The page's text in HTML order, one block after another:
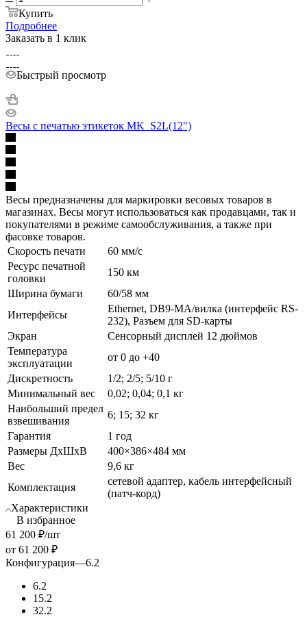
Купить
Подробнее
Заказать в 1 клик
Быстрый просмотр
Весы с печатью этикеток MK_S2L(12")
Весы предназначены для маркировки весовых товаров в
магазинах. Весы могут использоваться как продавцами, так и
покупателями в режиме самообслуживания, а также при
фасовке товаров.
Скорость печати
60 мм/с
Ресурс печатной
головки
150 км
Ширина бумаги
60/58 мм
Интерфейсы
Ethernet, DB9-MА/вилка (интерфейс RS-
232), Разъем для SD-карты
Экран
Сенсорный дисплей 12 дюймов
Температура
эксплуатации
от 0 до +40
Дискретность
1/2; 2/5; 5/10 г
Минимальный вес
0,02; 0,04; 0,1 кг
Наибольший предел
взвешивания
6; 15; 32 кг
Гарантия
1 год
Размеры ДхШхВ
400×386×484 мм
Вес
9,6 кг
Комплектация
сетевой адаптер, кабель интерфейсный
(патч-корд)
Характеристики
В избранное
61 200 ₽/шт
от 61 200 ₽
Конфигурация—6.2
6.2
15.2
32.2